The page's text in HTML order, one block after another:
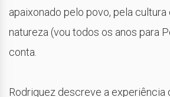
apaixonado pelo povo, pela cultura
natureza (vou todos os anos para
conta.
Rodriguez descreve a experiência